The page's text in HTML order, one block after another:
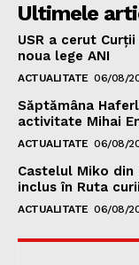
Ultimele
USR a cerut
noua lege ANI
ACTUALITATE 06/08/
Săptămâna
activitate Mihai
ACTUALITATE 06/08/
Castelul Miko din
inclus în Ruta
ACTUALITATE 06/08/